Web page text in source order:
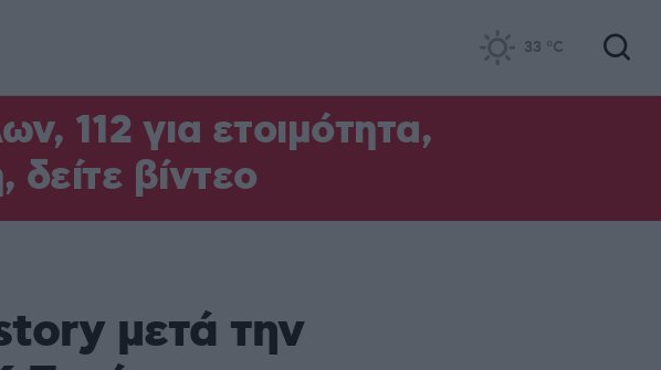
33 °C
112 για ετοιμότητα,
βίντεο
μετά την